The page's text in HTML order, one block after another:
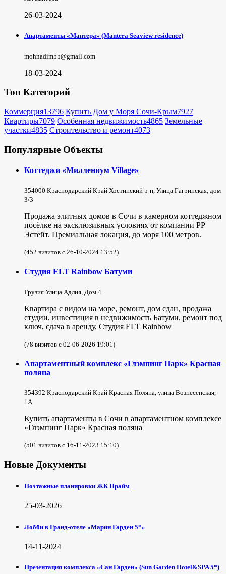
26-03-2024
Апартаменты «Мантера» (Mantera Seaview rеsidence)
mohnadim55@gmail.com
18-03-2024
Топ Категорий
Коммерция13796 Купить Дом у Моря Сочи-Крым7927
Квартиры7079 Особенная недвижимость4865 Земельные
участки4835 Строительство и ремонт4073
Популярные Объекты
Коттеджи «Миллениум Village»
354000 Краснодарский Край Хостинский р-н, Улица Гагринская, дом
3/3
Продажа элитных домов в Сочи в камерном коттеджном
посёлке на эксклюзивных условиях от компании РР
Эстейт. Премиальная локация, до моря 100 метров.
(452 визитов с 26-10-2024 13:52)
Студия ELT Rainbow Батуми
Грузия Улица Адлия, Дом 4
Квартира с видом на море, ремонт, дом сдан, продажа
студии, инвестиция в недвижимость Батуми, ремонт под
ключ, сдача в аренду, Студия ELT Rainbow
(78 визитов с 02-06-2026 19:01)
Апартаментный комплекс «Глэмпинг Парк» Красная
поляна
354392 Краснодарский Край Красная Поляна, улица Вознесенская,
1А
Купить апартаменты в Сочи в апартаментном комплексе
«Глэмпинг Парк» Красная поляна
(501 визитов с 16-11-2023 15:10)
Новые Документы
Поэтажные планировки ЖК Прайм
25-03-2026
Лобби в Гранд-отеле «Марин Гарден 5*»
14-11-2024
Презентация комплекса «Сан Гарден» (Sun Garden Hotel&SPA 5*)